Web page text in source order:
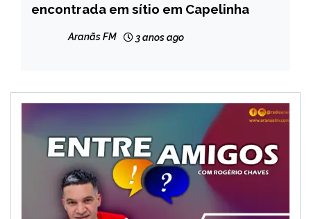
NOTÍCIAS
encontrada em sítio em Capelinha
Aranãs FM 3 anos ago